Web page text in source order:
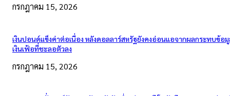
กรกฎาคม 15, 2026
เงินปอนด์แข็งค่าต่อเนื่อง หลังดอลลาร์สหรัฐยังคงอ่อนแอจากผลกระทบข้อ
เงินเฟ้อที่ชะลอตัวลง
กรกฎาคม 15, 2026